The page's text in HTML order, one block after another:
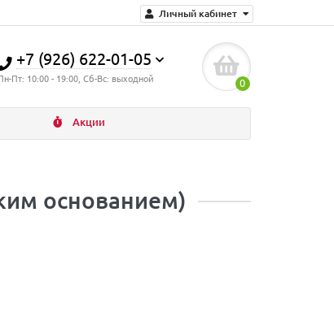
Личный кабинет
+7 (926) 622-01-05
Пт: 10:00 - 19:00, Сб-Вс: выходной 0
Акции
основанием)